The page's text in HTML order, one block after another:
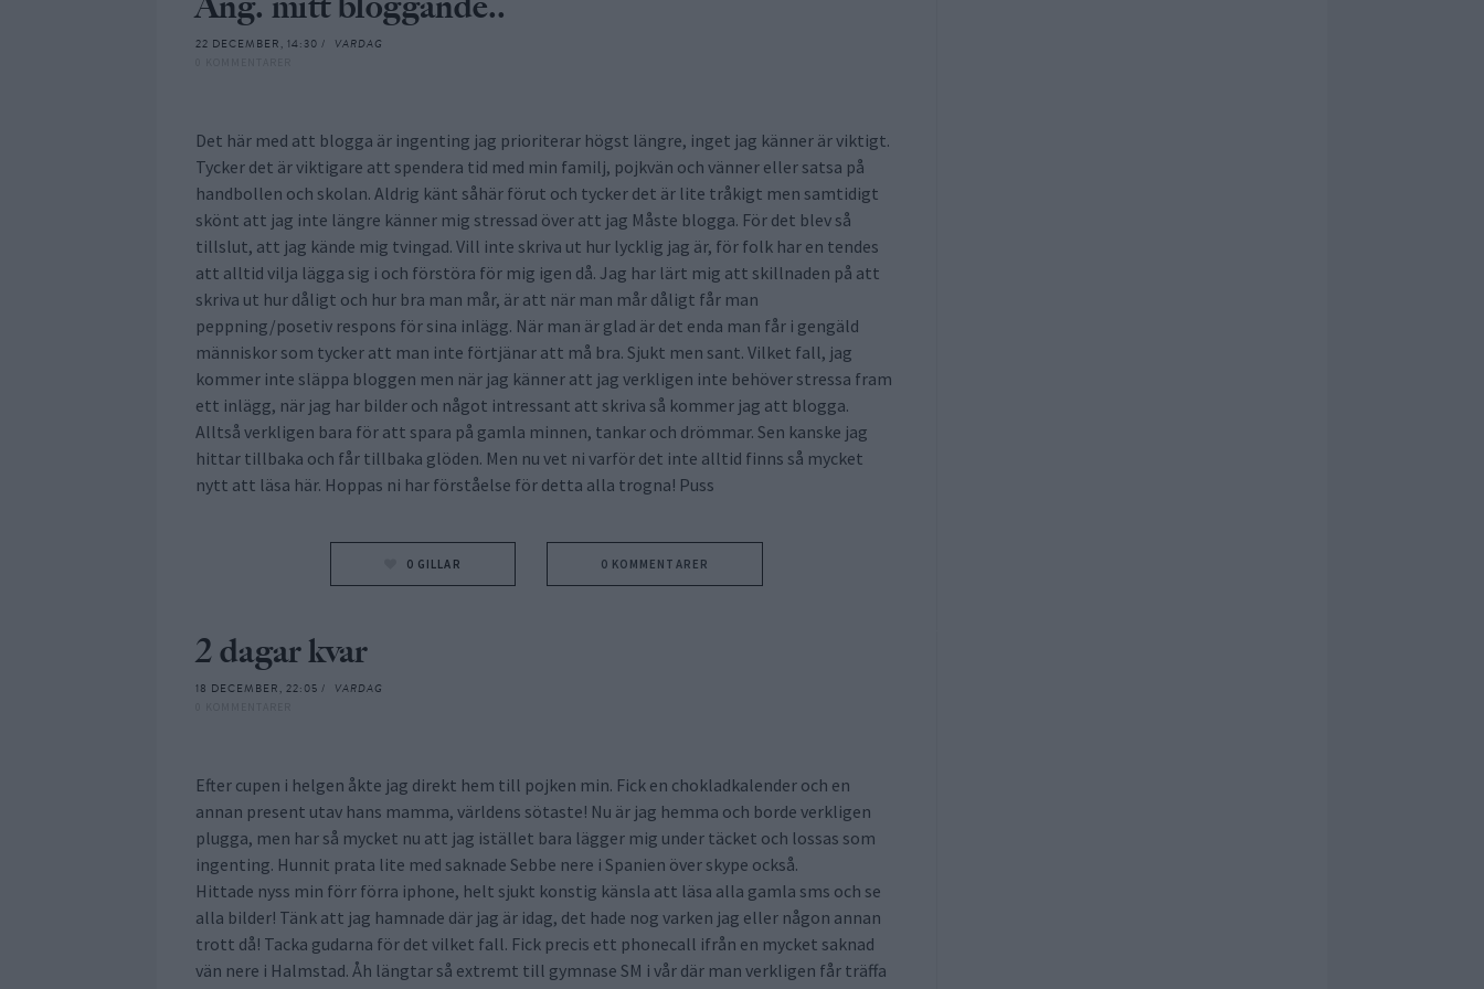
22 DECEMBER, 14:30 / VARDAG
Det här med att blogga är ingenting jag prioriterar högst längre, inget jag känner är viktigt.
Tycker det är viktigare att spendera tid med min familj, pojkvän och vänner eller satsa på
handbollen och skolan. Aldrig känt såhär förut och tycker det är lite tråkigt men samtidigt
skönt att jag inte längre känner mig stressad över att jag Måste blogga. För det blev så
tillslut, att jag kände mig tvingad. Vill inte skriva ut hur lycklig jag är, för folk har en tendes
att alltid vilja lägga sig i och förstöra för mig igen då. Jag har lärt mig att skillnaden på att
skriva ut hur dåligt och hur bra man mår, är att när man mår dåligt får man
peppning/posetiv respons för sina inlägg. När man är glad är det enda man får i gengäld
människor som tycker att man inte förtjänar att må bra. Sjukt men sant. Vilket fall, jag
kommer inte släppa bloggen men när jag känner att jag verkligen inte behöver stressa fram
ett inlägg, när jag har bilder och något intressant att skriva så kommer jag att blogga.
Alltså verkligen bara för att spara på gamla minnen, tankar och drömmar. Sen kanske jag
hittar tillbaka och får tillbaka glöden. Men nu vet ni varför det inte alltid finns så mycket
nytt att läsa här. Hoppas ni har förståelse för detta alla trogna! Puss
0 GILLAR 0 KOMMENTARER
2 dagar kvar
18 DECEMBER, 22:05 / VARDAG
Efter cupen i helgen åkte jag direkt hem till pojken min. Fick en chokladkalender och en
annan present utav hans mamma, världens sötaste! Nu är jag hemma och borde verkligen
plugga, men har så mycket nu att jag istället bara lägger mig under täcket och lossas som
ingenting. Hunnit prata lite med saknade Sebbe nere i Spanien över skype också.
Hittade nyss min förr förra iphone, helt sjukt konstig känsla att läsa alla gamla sms och se
alla bilder! Tänk att jag hamnade där jag är idag, det hade nog varken jag eller någon annan
trott då! Tacka gudarna för det vilket fall. Fick precis ett phonecall ifrån en mycket saknad
vän nere i Halmstad. Åh längtar så extremt till gymnase SM i vår där man verkligen får träffa